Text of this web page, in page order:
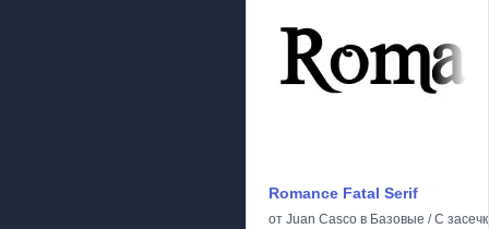
Romance Fatal Serif
от Juan Casco в Базовые /С